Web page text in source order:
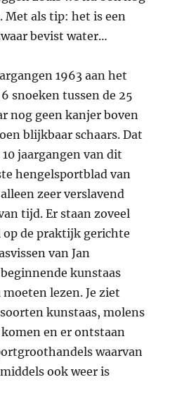
Met als tip: het is een
bevist water…
1963 aan het
snoeken tussen de 25
nog geen kanjer boven
blijkbaar schaars. Dat
jaargangen van dit
hengelsportblad van
zeer verslavend
tijd. Er staan zoveel
de praktijk gerichte
van Jan
kunstaas
lezen. Je ziet
kunstaas, molens
en er ontstaan
waarvan
ook weer is